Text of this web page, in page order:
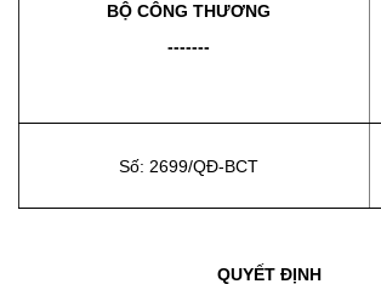
BỘ CÔNG THƯƠNG
-------
Số: 2699/QĐ-BCT
QUYẾT ĐỊNH